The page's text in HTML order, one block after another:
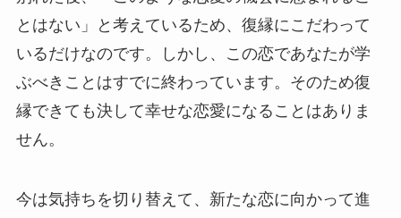
とはない」と考えているため、復縁にこだわって
いるだけなのです。しかし、この恋であなたが学
ぶべきことはすでに終わっています。そのため復
縁できても決して幸せな恋愛になることはありま
せん。
今は気持ちを切り替えて、新たな恋に向かって進